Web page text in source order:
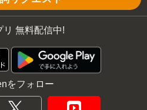
リ 無料配信中!
をフォロー